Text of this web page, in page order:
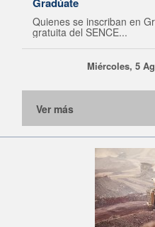
Quienes se inscriban en
gratuita del SENCE...
Miércoles, 5
Ver más